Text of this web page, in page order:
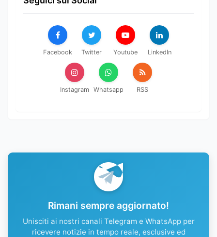
Facebook Twitter Youtube LinkedIn
Instagram Whatsapp RSS
Rimani sempre aggiornato!
Unisciti ai nostri canali Telegram e WhatsApp per
ricevere notizie in tempo reale, esclusive ed